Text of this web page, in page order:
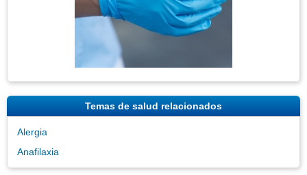
Temas de salud relacionados
Alergia
Anafilaxia